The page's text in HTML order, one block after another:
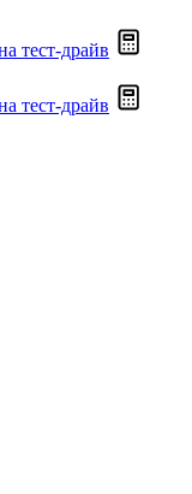
тест-драйв
тест-драйв